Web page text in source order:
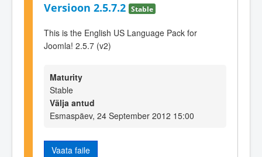
Versioon 2.5.7.2 Stable
This is the English US Language Pack for
Joomla! 2.5.7 (v2)
Maturity
Stable
Välja antud
Esmaspäev, 24 September 2012 15:00
Vaata faile